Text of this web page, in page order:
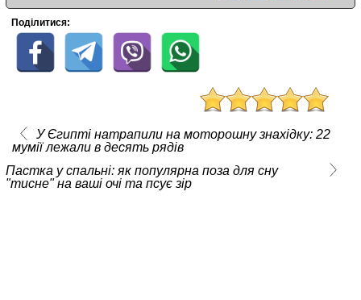
Поділитися:
У Єгипті натрапили на моторошну знахідку: 22
мумії лежали в десять рядів
Пастка у спальні: як популярна поза для сну
"тисне" на ваші очі та псує зір